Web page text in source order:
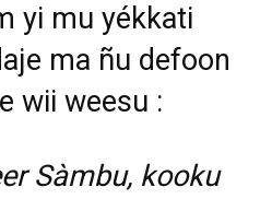
yi mu yékkati
ma ñu defoon
wii weesu :
Sàmbu, kooku